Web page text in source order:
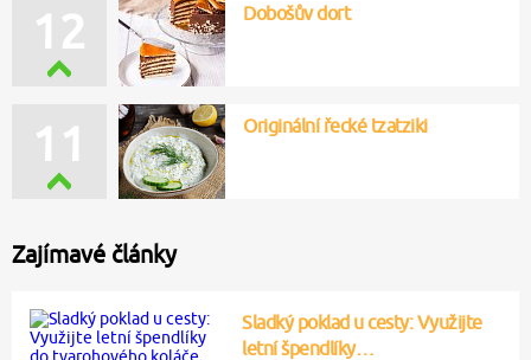
11 Originální řecké tzatziki
12 Dobošův dort
Zajímavé články
Sladký poklad u cesty: Využijte
letní špendlíky…